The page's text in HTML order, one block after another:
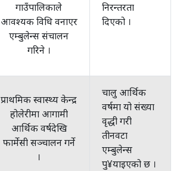
गाउँपालिकाले
आवश्यक विधि वनाएर
एम्बुलेन्स संचालन
गरिने ।
निरन्तरता
दिएको ।
प्राथमिक स्वास्थ्य केन्द्र
होलेरीमा आगामी
आर्थिक वर्षदेखि
फार्मेसी सञ्चालन गर्ने
।
चालु आर्थिक
वर्षमा यो संख्या
वृद्धी गरी
तीनवटा
एम्बुलेन्स
पु¥याइएको छ ।